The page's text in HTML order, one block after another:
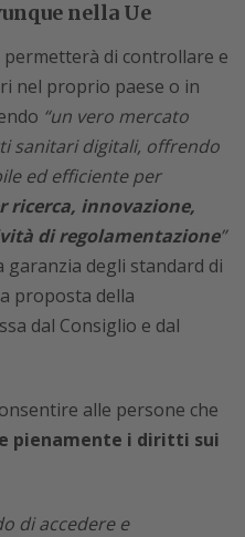
nella Ue
permetterà di controllare e
nel proprio paese o in
“un vero mercato
sanitari digitali, offrendo
ed efficiente per
ricerca, innovazione,
di regolamentazione”
garanzia degli standard di
proposta della
dal Consiglio e dal
alle persone che
pienamente i diritti sui
di accedere e